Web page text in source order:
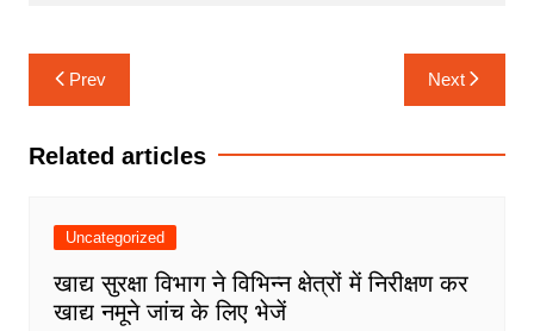
Post
navigation
Prev Next
Related articles
Uncategorized
खाद्य सुरक्षा विभाग ने विभिन्न क्षेत्रों में निरीक्षण कर
खाद्य नमूने जांच के लिए भेजें